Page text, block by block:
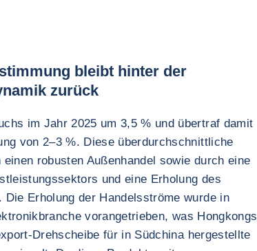
bleibt hinter der
zurück
im Jahr 2025 um 3,5 % und übertraf damit
von 2–3 %. Diese überdurchschnittliche
robusten Außenhandel sowie durch eine
und eine Erholung des
Erholung der Handelsströme wurde in
vorangetrieben, was Hongkongs
Drehscheibe für in Südchina hergestellte